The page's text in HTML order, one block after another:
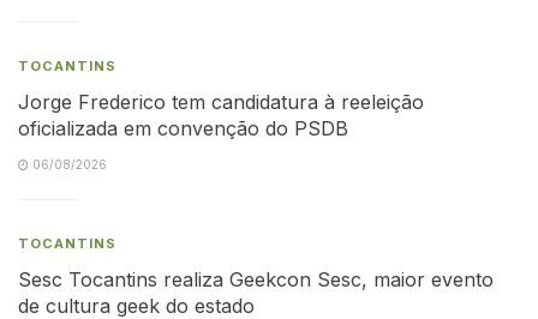
TOCANTINS
Jorge Frederico tem candidatura à reeleição
oficializada em convenção do PSDB
06/08/2026
TOCANTINS
Sesc Tocantins realiza Geekcon Sesc, maior evento
de cultura geek do estado